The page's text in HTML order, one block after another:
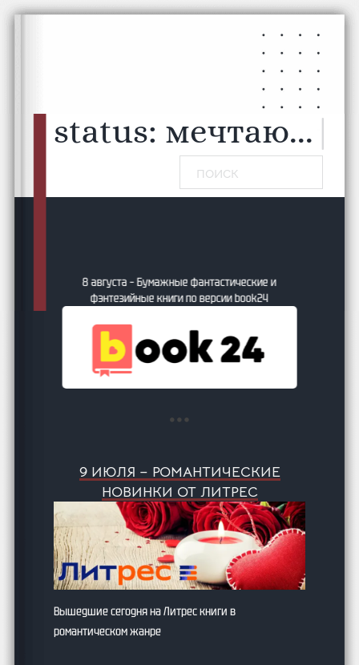
Перейти к основному содержанию
Перейти к нижнему колонтитулу
status: мечтаю... |
Поиск
8 августа – Бумажные фантастические и
фэнтезийные книги по версии book24
9 ИЮЛЯ – РОМАНТИЧЕСКИЕ
НОВИНКИ ОТ ЛИТРЕС
Вышедшие сегодня на Литрес книги в
романтическом жанре